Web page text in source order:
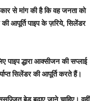
से मांग की है कि वह जनता को
आपूर्ति पाइप के ज़रिये, सिलेंडर
पाइप द्धारा आक्सीजन की सप्लाई
सिलेंडर की आपूर्ति करते हैं।
बेड बढ़ाए जाने चाहिए। वहीं